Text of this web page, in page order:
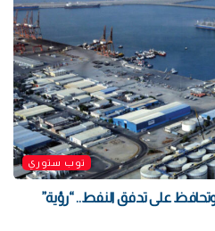
توب ستوري
على تدفق النفط.. “رؤية”